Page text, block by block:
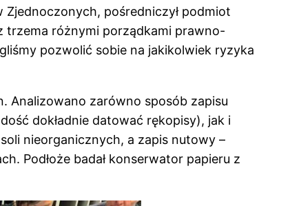
Zjednoczonych, pośredniczył podmiot
trzema różnymi porządkami prawno-
pozwolić sobie na jakikolwiek ryzyka
Analizowano zarówno sposób zapisu
dokładnie datować rękopisy), jak i
nieorganicznych, a zapis nutowy –
Podłoże badał konserwator papieru z